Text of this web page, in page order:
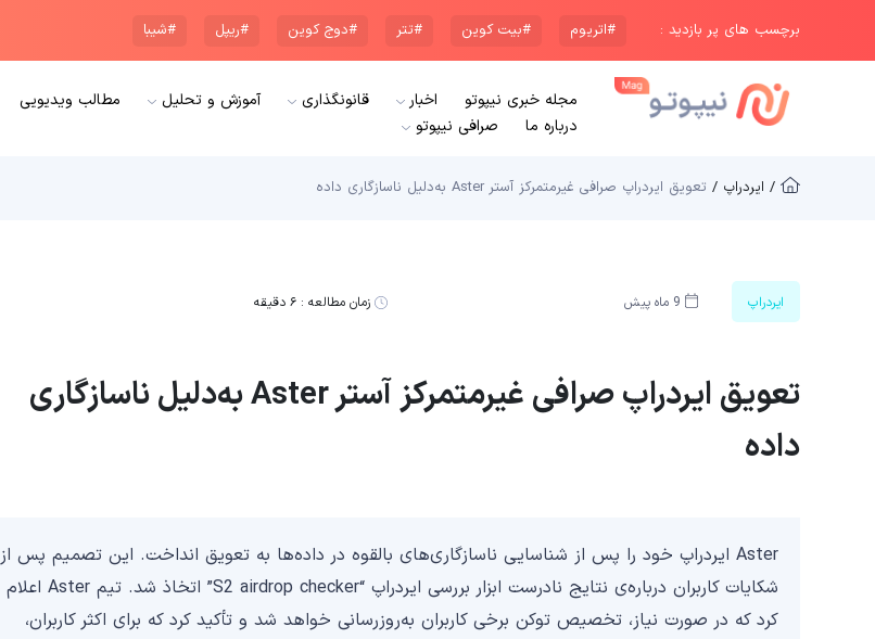
برچسب های پر بازدید : #اتریوم #بیت کوین #تتر #دوج کوین #ریپل #شیبا
مجله خبری نیپوتو اخبار قانونگذاری آموزش و تحلیل
مطالب ویدیویی
درباره ما
صرافی نیپوتو
/ ایردراپ / تعویق ایردراپ صرافی غیرمتمرکز آستر Aster به‌دلیل ناسازگاری داده‌
ایردراپ 9 ماه پیش زمان مطالعه :۶ دقیقه
تعویق ایردراپ صرافی غیرمتمرکز آستر Aster به‌دلیل ناسازگاری
داده‌
Aster ایردراپ خود را پس از شناسایی ناسازگاری‌های بالقوه در داده‌ها به تعویق انداخت. این تصمیم پس از
شکایات کاربران درباره‌ی نتایج نادرست ابزار بررسی ایردراپ “S2 airdrop checker” اتخاذ شد. تیم Aster اعلام
کرد که در صورت نیاز، تخصیص توکن برخی کاربران به‌روزرسانی خواهد شد و تأکید کرد که برای اکثر کاربران،